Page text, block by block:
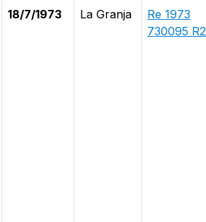
18/7/1973 La Granja
Re 1973
730095 R2